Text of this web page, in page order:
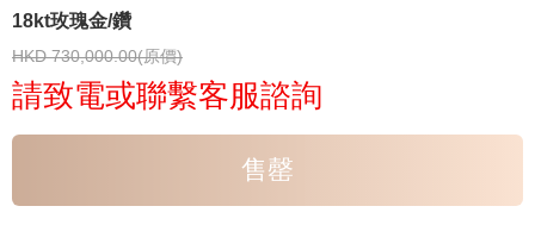
18kt玫瑰金/鑽
HKD 730,000.00(原價)
請致電或聯繫客服諮詢
售罄